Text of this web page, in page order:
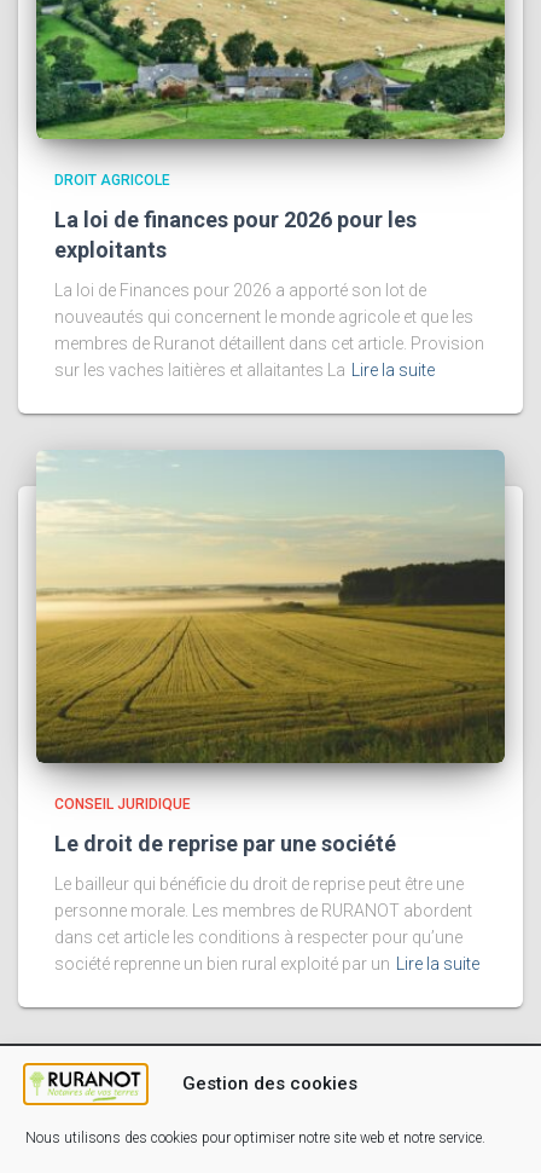
Gestion des cookies
Nous utilisons des cookies pour optimiser notre site web et notre service.
DROIT AGRICOLE
La loi de finances pour 2026 pour les
exploitants
La loi de Finances pour 2026 a apporté son lot de
nouveautés qui concernent le monde agricole et que les
membres de Ruranot détaillent dans cet article. Provision
sur les vaches laitières et allaitantes La Lire la suite
CONSEIL JURIDIQUE
Le droit de reprise par une société
Le bailleur qui bénéficie du droit de reprise peut être une
personne morale. Les membres de RURANOT abordent
dans cet article les conditions à respecter pour qu’une
société reprenne un bien rural exploité par un
Lire la suite
ESPACE MEMBRES MENTIONS LÉGALES PRESSE